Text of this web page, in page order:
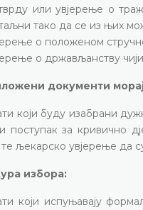
или увјерење о
тако да се из њих
о положеном
о држављанству
документи
који буду изабрани
поступак за кривично
те љекарско увјерење да
избора:
који испуњавају